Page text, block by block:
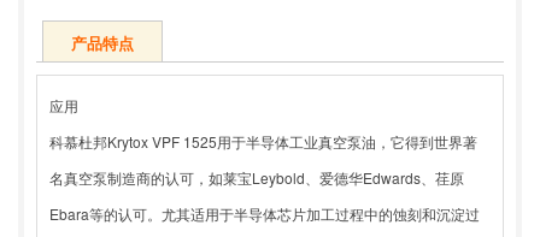
产品特点
应用
科慕杜邦Krytox VPF 1525用于半导体工业真空泵油，它得到世界著
名真空泵制造商的认可，如莱宝Leybold、爱德华Edwards、荏原
Ebara等的认可。尤其适用于半导体芯片加工过程中的蚀刻和沉淀过